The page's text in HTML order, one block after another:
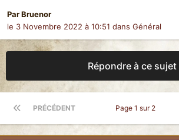
ParBruenor
le 3 Novembre 2022 à 10:51 dans Général
Répondre à ce sujet
PRÉCÉDENT Page 1 sur 2